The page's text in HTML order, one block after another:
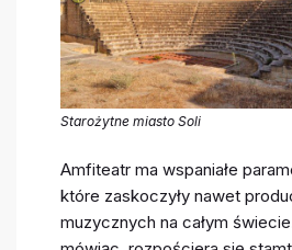
Starożytne miasto Soli
Amfiteatr ma wspaniałe
które zaskoczyły nawet
muzycznych na całym